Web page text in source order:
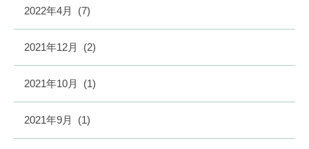
2022年4月 (7)
2021年12月 (2)
2021年10月 (1)
2021年9月 (1)